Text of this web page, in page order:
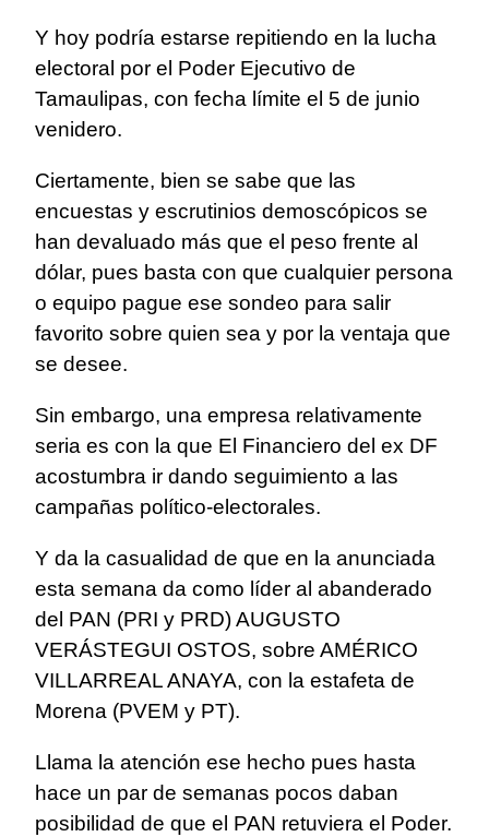
Y hoy podría estarse repitiendo en la lucha
electoral por el Poder Ejecutivo de
Tamaulipas, con fecha límite el 5 de junio
venidero.
Ciertamente, bien se sabe que las
encuestas y escrutinios demoscópicos se
han devaluado más que el peso frente al
dólar, pues basta con que cualquier persona
o equipo pague ese sondeo para salir
favorito sobre quien sea y por la ventaja que
se desee.
Sin embargo, una empresa relativamente
seria es con la que El Financiero del ex DF
acostumbra ir dando seguimiento a las
campañas político-electorales.
Y da la casualidad de que en la anunciada
esta semana da como líder al abanderado
del PAN (PRI y PRD) AUGUSTO
VERÁSTEGUI OSTOS, sobre AMÉRICO
VILLARREAL ANAYA, con la estafeta de
Morena (PVEM y PT).
Llama la atención ese hecho pues hasta
hace un par de semanas pocos daban
posibilidad de que el PAN retuviera el Poder.